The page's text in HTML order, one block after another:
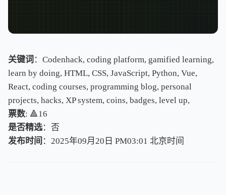
关键词 ：Codenhack, coding platform, gamified learning,
learn by doing, HTML, CSS, JavaScript, Python, Vue,
React, coding courses, programming blog, personal
projects, hacks, XP system, coins, badges, level up,
票数: 🔺16
是否精选：否
发布时间 ：2025年09月20日 PM03:01 北京时间
北京时间